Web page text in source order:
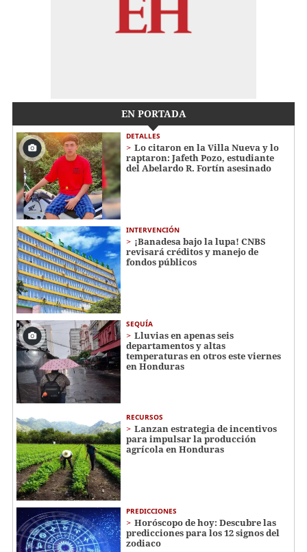
EN PORTADA
DETALLES
Lo citaron en la Villa Nueva y lo
raptaron: Jafeth Pozo, estudiante
del Abelardo R. Fortín asesinado
INTERVENCIÓN
¡Banadesa bajo la lupa! CNBS
revisará créditos y manejo de
fondos públicos
SEQUÍA
Lluvias en apenas seis
departamentos y altas
temperaturas en otros este viernes
en Honduras
RECURSOS
Lanzan estrategia de incentivos
para impulsar la producción
agrícola en Honduras
PREDICCIONES
Horóscopo de hoy: Descubre las
predicciones para los 12 signos del
zodiaco